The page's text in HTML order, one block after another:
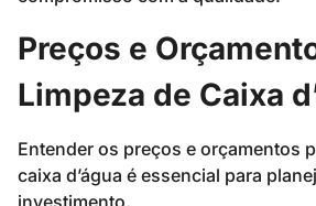
Preços e
Limpeza de Caixa
Entender os preços e orçamentos
caixa d’água é essencial para
investimento.